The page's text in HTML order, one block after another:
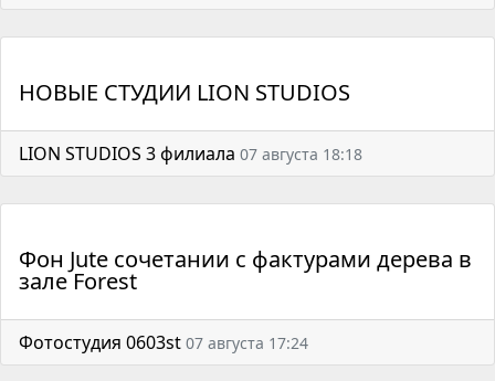
НОВЫЕ СТУДИИ LION STUDIOS
LION STUDIOS 3 филиала 07 августа 18:18
Фон Jute сочетании с фактурами дерева в
зале Forest
Фотостудия 0603st 07 августа 17:24